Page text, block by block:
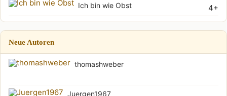
4+
Ich bin wie Obst
Neue Autoren
thomashweber
Juergen1967